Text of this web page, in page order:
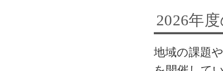
2026年
地域の課題